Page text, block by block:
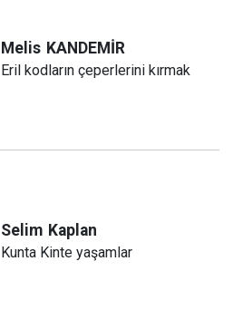
Melis KANDEMİR
Eril kodların çeperlerini kırmak
Selim Kaplan
Kunta Kinte yaşamlar